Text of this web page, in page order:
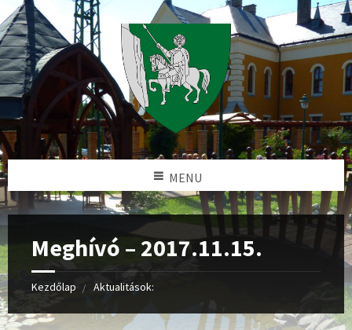
MENU
Meghívó – 2017.11.15.
Kezdőlap Aktualitások: